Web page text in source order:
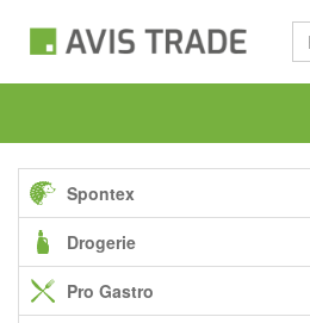
Spontex
Drogerie
Pro Gastro